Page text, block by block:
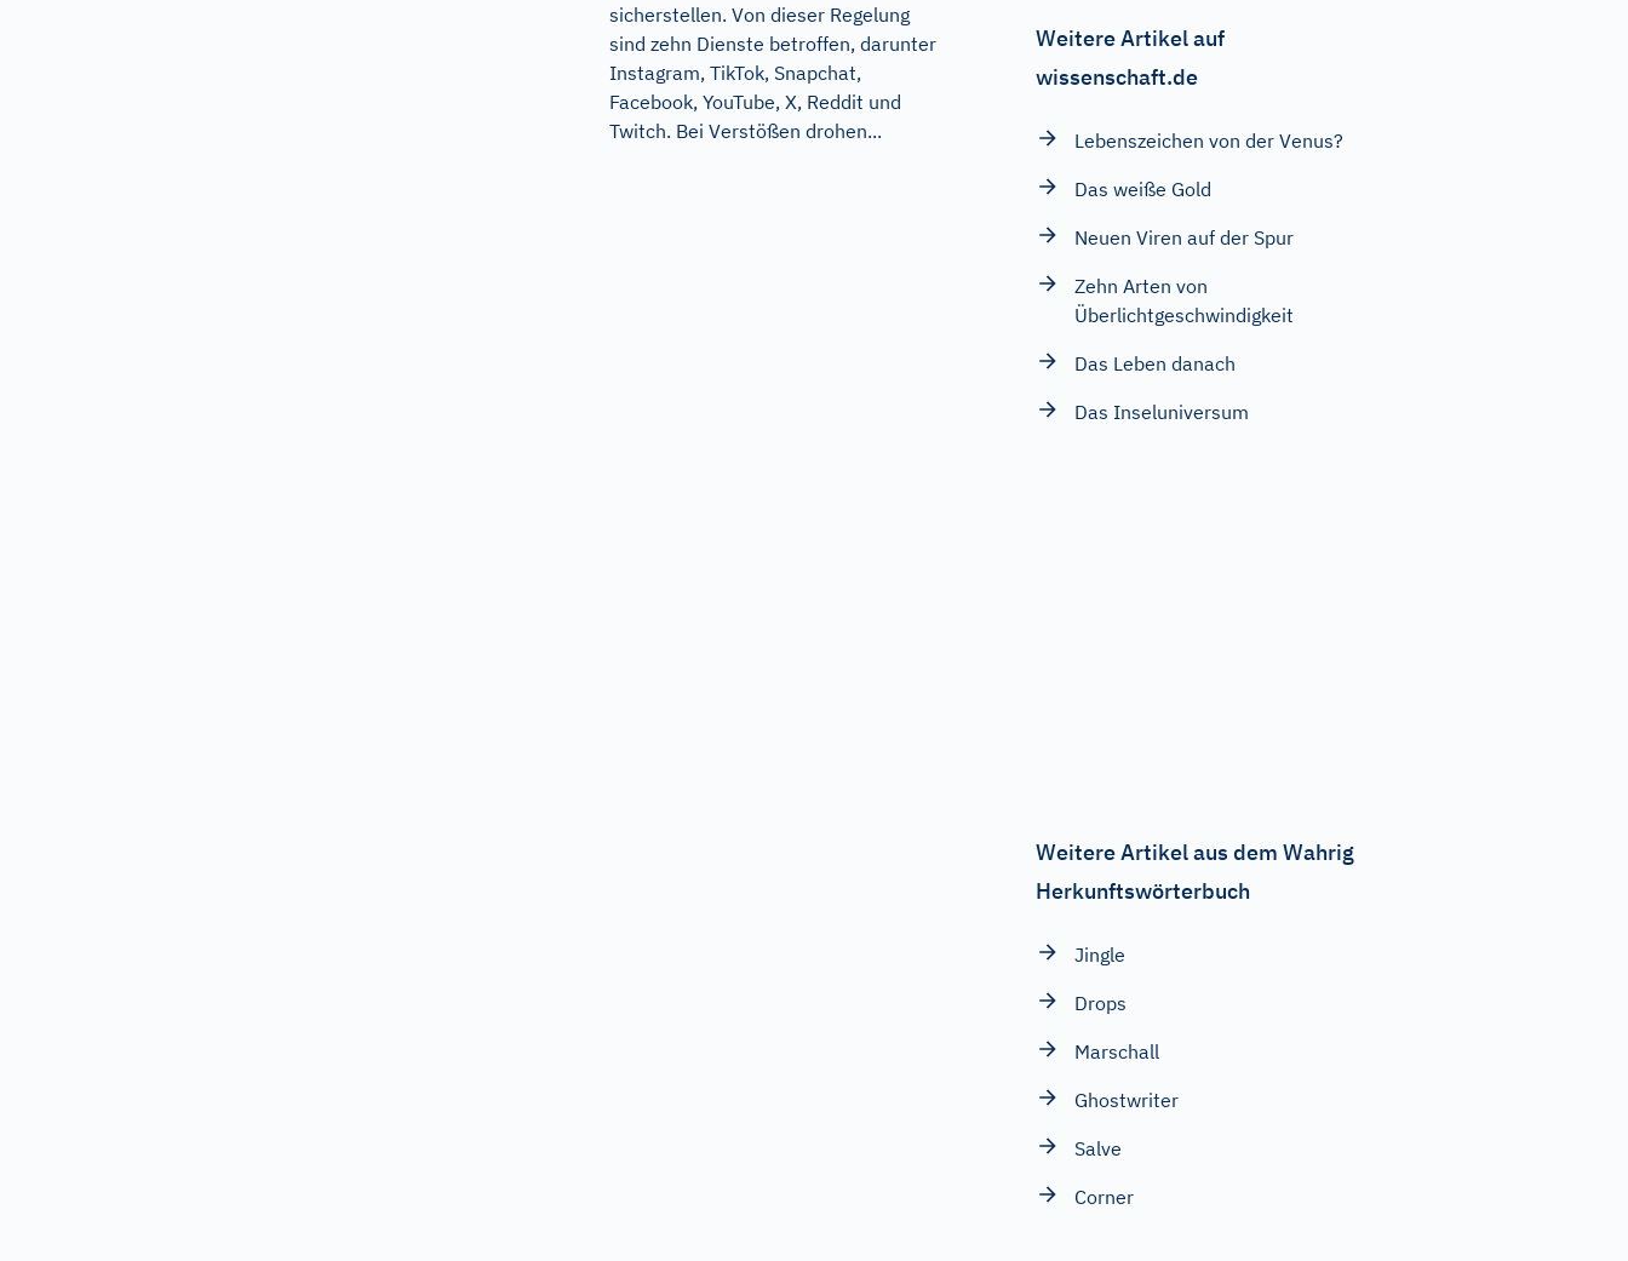
sicherstellen. Von dieser Regelung
sind zehn Dienste betroffen, darunter
Instagram, TikTok, Snapchat,
Facebook, YouTube, X, Reddit und
Twitch. Bei Verstößen drohen...
Weitere Artikel auf
wissenschaft.de
Lebenszeichen von der Venus?
Das weiße Gold
Neuen Viren auf der Spur
Zehn Arten von
Überlichtgeschwindigkeit
Das Leben danach
Das Inseluniversum
Weitere Artikel aus dem Wahrig
Herkunftswörterbuch
Jingle
Drops
Marschall
Ghostwriter
Salve
Corner